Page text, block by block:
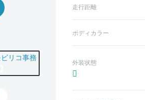
走行距離
ボディカラー
外装状態